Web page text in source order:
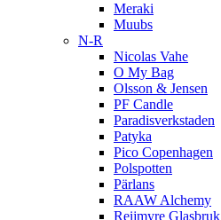
Meraki
Muubs
N-R
Nicolas Vahe
O My Bag
Olsson & Jensen
PF Candle
Paradisverkstaden
Patyka
Pico Copenhagen
Polspotten
Pärlans
RAAW Alchemy
Reijmyre Glasbruk